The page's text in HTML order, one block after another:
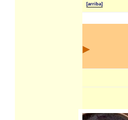
[arriba]